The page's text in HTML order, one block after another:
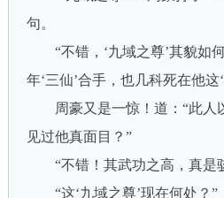
句。
“不错，‘九域之尊’其貌如
年‘三仙’合手，也几科死在他这
周豪又是一惊！道：“此人
见过他真面目？”
“不错！其武功之高，真是
“这‘九域之尊’现在何处？”